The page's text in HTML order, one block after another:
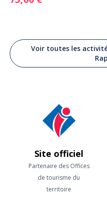
Voir toutes les
Site officiel
Partenaire des Offices
de tourisme du
territoire